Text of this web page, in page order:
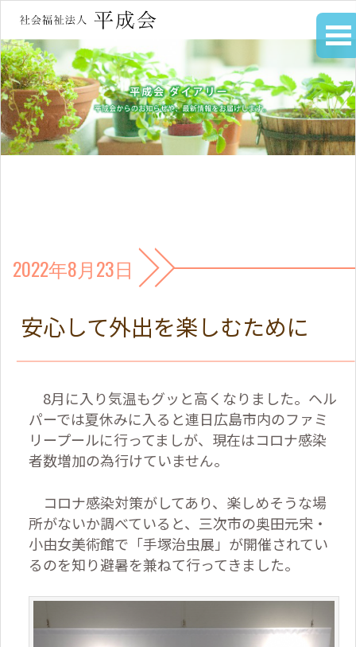
2022年8月23日
安心して外出を楽しむために
8月に入り気温もグッと高くなりました。ヘル
パーでは夏休みに入ると連日広島市内のファミ
リープールに行ってましが、現在はコロナ感染
者数増加の為行けていません。
コロナ感染対策がしてあり、楽しめそうな場
所がないか調べていると、三次市の奥田元宋・
小由女美術館で「手塚治虫展」が開催されてい
るのを知り避暑を兼ねて行ってきました。